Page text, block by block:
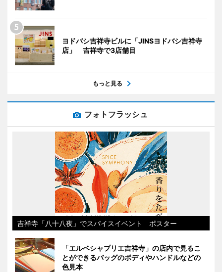
ヨドバシ吉祥寺ビルに「JINSヨドバシ吉祥寺
店」 吉祥寺で3店舗目
もっと見る
フォトフラッシュ
吉祥寺「八十八夜」でスパイスイベント ポスター
「エルベシャプリエ吉祥寺」の店内で見るこ
とができるバッグのボディやハンドルなどの
色見本